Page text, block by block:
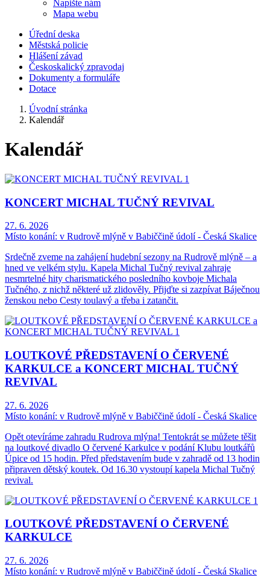
Napište nám
Mapa webu
Úřední deska
Městská policie
Hlášení závad
Českoskalický zpravodaj
Dokumenty a formuláře
Dotace
Úvodní stránka
Kalendář
Kalendář
KONCERT MICHAL TUČNÝ REVIVAL
27. 6. 2026
Místo konání: v Rudrově mlýně v Babiččině údolí - Česká Skalice
Srdečně zveme na zahájení hudební sezony na Rudrově mlýně – a
hned ve velkém stylu. Kapela Michal Tučný revival zahraje
nesmrtelné hity charismatického posledního kovboje Michala
Tučného, z nichž některé už zlidověly. Přijďte si zazpívat Báječnou
ženskou nebo Cesty toulavý a třeba i zatančit.
LOUTKOVÉ PŘEDSTAVENÍ O ČERVENÉ
KARKULCE a KONCERT MICHAL TUČNÝ
REVIVAL
27. 6. 2026
Místo konání: v Rudrově mlýně v Babiččině údolí - Česká Skalice
Opět otevíráme zahradu Rudrova mlýna! Tentokrát se můžete těšit
na loutkové divadlo O červené Karkulce v podání Klubu loutkářů
Úpice od 15 hodin. Před představením bude v zahradě od 13 hodin
připraven dětský koutek. Od 16.30 vystoupí kapela Michal Tučný
revival.
LOUTKOVÉ PŘEDSTAVENÍ O ČERVENÉ
KARKULCE
27. 6. 2026
Místo konání: v Rudrově mlýně v Babiččině údolí - Česká Skalice